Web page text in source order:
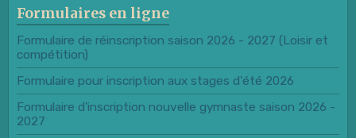
Formulaires en ligne
Formulaire de réinscription saison 2026 - 2027 (Loisir et
compétition)
Formulaire pour inscription aux stages d'été 2026
Formulaire d'inscription nouvelle gymnaste saison 2026 -
2027